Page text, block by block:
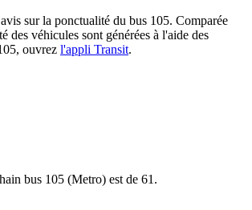
sur la ponctualité du bus 105. Comparée
des véhicules sont générées à l'aide des
ouvrez l'appli Transit.
bus 105 (Metro) est de 61.